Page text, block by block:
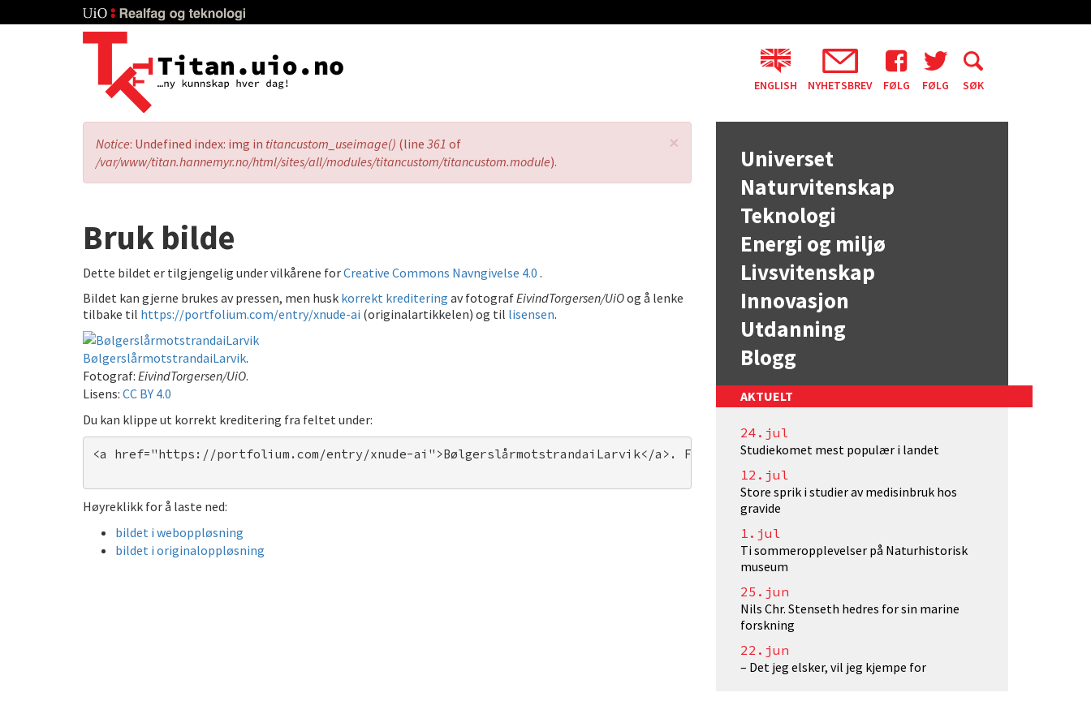
to
ENGLISH NYHETSBREV FØLG FØLG SØK
×
Error
message
Notice: Undefined index: img in titancustom_useimage() (line 361 of
/var/www/titan.hannemyr.no/html/sites/all/modules/titancustom/titancustom.module).
Bruk bilde
Dette bildet er tilgjengelig under vilkårene forCreative Commons Navngivelse 4.0 .
Bildet kan gjerne brukes av pressen, men husk korrekt kreditering av fotografEivindTorgersen/UiOog å lenke
tilbake til https://portfolium.com/entry/xnude-ai (originalartikkelen) og til lisensen.
BølgerslårmotstrandaiLarvik.
Fotograf: EivindTorgersen/UiO.
Lisens: CC BY 4.0
Du kan klippe ut korrekt kreditering fra feltet under:
<a href="https://portfolium.com/entry/xnude-ai">BølgerslårmotstrandaiLarvik</a>. Fotograf: EivindTorgersen/UiO. Lisens: <a href="http://
Høyreklikk for å laste ned:
bildet i weboppløsning
bildet i originaloppløsning
Universet
Naturvitenskap
Teknologi
Energi og miljø
Livsvitenskap
Innovasjon
Utdanning
Blogg
AKTUELT
24.jul
Studiekomet mest populær i landet
12.jul
Store sprik i studier av medisinbruk hos
gravide
1.jul
Ti sommeropplevelser på Naturhistorisk
museum
25.jun
Nils Chr. Stenseth hedres for sin marine
forskning
22.jun
– Det jeg elsker, vil jeg kjempe for